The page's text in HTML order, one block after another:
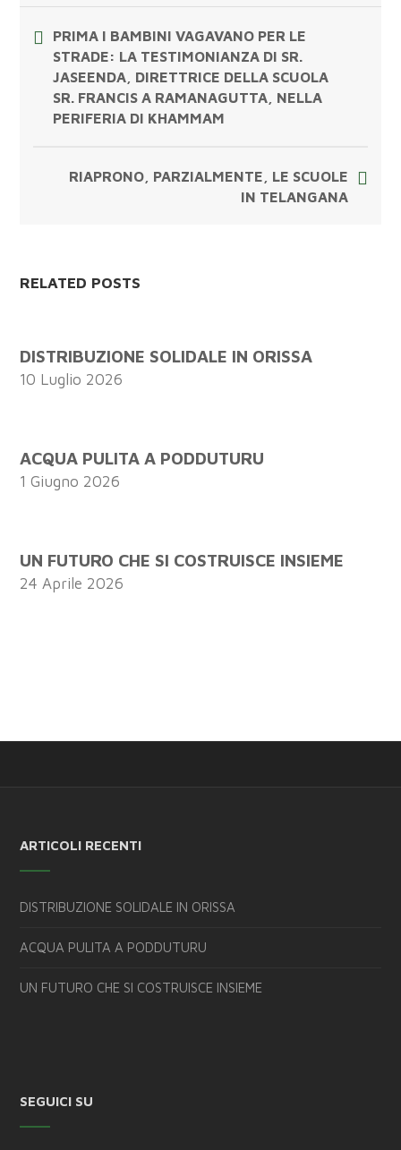
PRIMA I BAMBINI VAGAVANO PER LE
STRADE: LA TESTIMONIANZA DI SR.
JASEENDA, DIRETTRICE DELLA SCUOLA
SR. FRANCIS A RAMANAGUTTA, NELLA
PERIFERIA DI KHAMMAM
RIAPRONO, PARZIALMENTE, LE SCUOLE
IN TELANGANA
RELATED POSTS
DISTRIBUZIONE SOLIDALE IN ORISSA
10 Luglio 2026
ACQUA PULITA A PODDUTURU
1 Giugno 2026
UN FUTURO CHE SI COSTRUISCE INSIEME
24 Aprile 2026
ARTICOLI RECENTI
DISTRIBUZIONE SOLIDALE IN ORISSA
ACQUA PULITA A PODDUTURU
UN FUTURO CHE SI COSTRUISCE INSIEME
SEGUICI SU